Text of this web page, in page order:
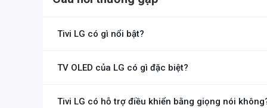
Các dòng sản phẩm của tivi LG
Dòng tivi OLED
nghiệm xem phim, giải trí cao cấp.
Tivi LG có gì nổi bật?
LG.
TV OLED của LG có gì đặc biệt?
Tivi LG có hỗ trợ điều khiển bằng giọng nói